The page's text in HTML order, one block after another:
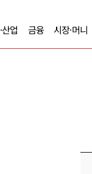
산업 금융 시장·머니